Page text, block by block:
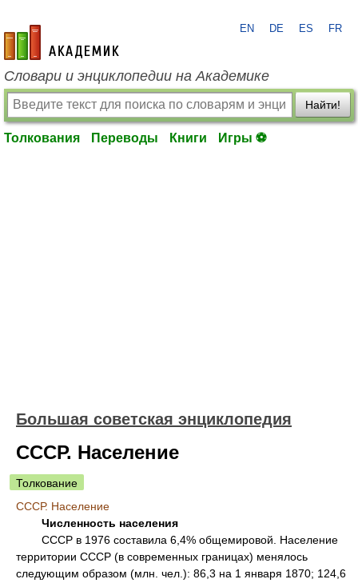
academic.ru
EN DE ES FR
Словари и энциклопедии на Академике
Найти!
Толкования Переводы Книги Игры ⚽
Большая советская энциклопедия
СССР. Население
Толкование
СССР. Население
Численность населения
СССР в 1976 составила 6,4% общемировой. Население
территории СССР (в современных границах) менялось
следующим образом (млн. чел.): 86,3 на 1 января 1870; 124,6